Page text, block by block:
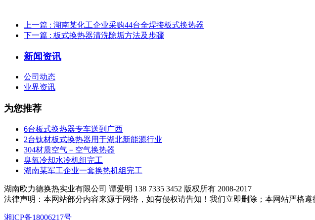
上一篇 : 湖南某化工企业采购44台全焊接板式换热器
下一篇 : 板式换热器清洗除垢方法及步骤
新闻资讯
公司动态
业界资讯
为您推荐
6台板式换热器专车送到广西
2台钛材板式换热器用于湖北新能源行业
304材质空气－空气换热器
臭氧冷却水冷机组完工
湖南某军工企业一套换热机组完工
湖南欧力德换热实业有限公司 谭爱明 138 7335 3452 版权所有 2008-2017
法律声明：本网站部分内容来源于网络，如有侵权请告知！我们立即删除；本网站严格
湘ICP备18006217号